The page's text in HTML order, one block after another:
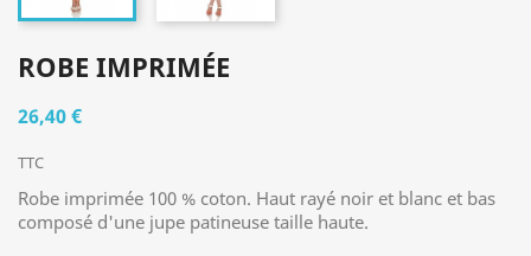
ROBE IMPRIMÉE
26,40 €
TTC
Robe imprimée 100 % coton. Haut rayé noir et blanc et bas
composé d'une jupe patineuse taille haute.